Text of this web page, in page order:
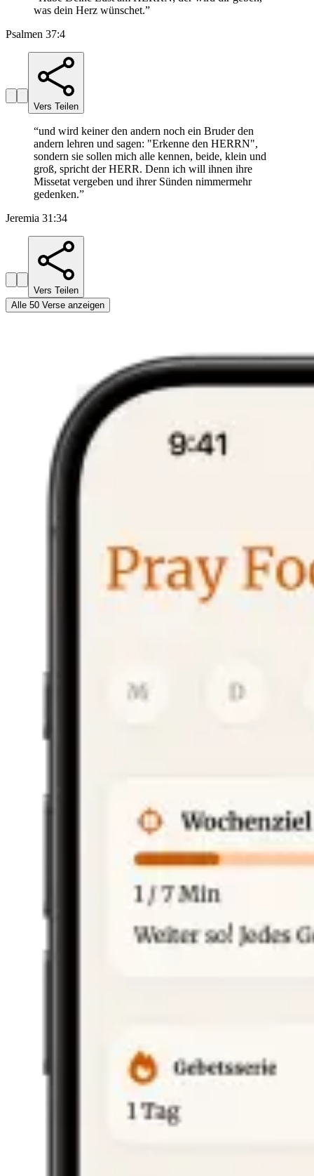
was dein Herz wünschet.”
Psalmen 37:4
Vers Teilen
“und wird keiner den andern noch ein Bruder den
andern lehren und sagen: "Erkenne den HERRN",
sondern sie sollen mich alle kennen, beide, klein und
groß, spricht der HERR. Denn ich will ihnen ihre
Missetat vergeben und ihrer Sünden nimmermehr
gedenken.”
Jeremia 31:34
Vers Teilen
Alle 50 Verse anzeigen